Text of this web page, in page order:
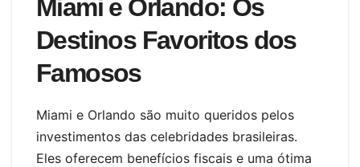
Miami e Orlando: Os
Destinos Favoritos dos
Famosos
Miami e Orlando são muito queridos pelos
investimentos das celebridades brasileiras.
Eles oferecem benefícios fiscais e uma ótima